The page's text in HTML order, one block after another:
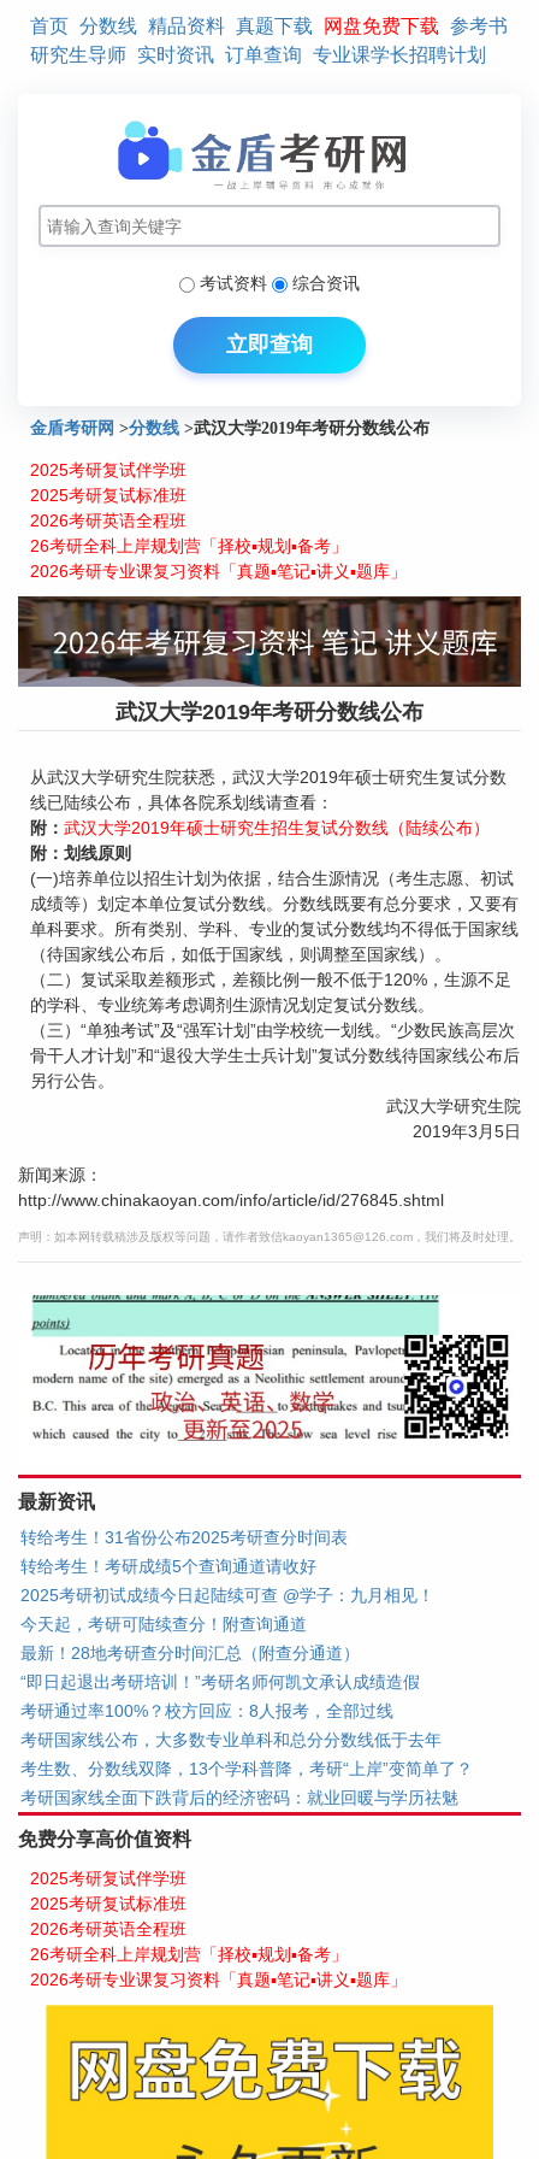
首页 分数线 精品资料 真题下载 网盘免费下载 参考书
研究生导师 实时资讯 订单查询 专业课学长招聘计划
考试资料 综合资讯
立即查询
金盾考研网 >分数线 >武汉大学2019年考研分数线公布
2025考研复试伴学班
2025考研复试标准班
2026考研英语全程班
26考研全科上岸规划营「择校▪规划▪备考」
2026考研专业课复习资料「真题▪笔记▪讲义▪题库」
武汉大学2019年考研分数线公布
从武汉大学研究生院获悉，武汉大学2019年硕士研究生复试分数
线已陆续公布，具体各院系划线请查看：
附： 武汉大学2019年硕士研究生招生复试分数线（陆续公布）
附：划线原则
(一)培养单位以招生计划为依据，结合生源情况（考生志愿、初试
成绩等）划定本单位复试分数线。分数线既要有总分要求，又要有
单科要求。所有类别、学科、专业的复试分数线均不得低于国家线
（待国家线公布后，如低于国家线，则调整至国家线）。
（二）复试采取差额形式，差额比例一般不低于120%，生源不足
的学科、专业统筹考虑调剂生源情况划定复试分数线。
（三）“单独考试”及“强军计划”由学校统一划线。“少数民族高层次
骨干人才计划”和“退役大学生士兵计划”复试分数线待国家线公布后
另行公告。
武汉大学研究生院
2019年3月5日
新闻来源：
http://www.chinakaoyan.com/info/article/id/276845.shtml
声明：如本网转载稿涉及版权等问题，请作者致信kaoyan1365@126.com，我们将及时处理。
最新资讯
转给考生！31省份公布2025考研查分时间表
转给考生！考研成绩5个查询通道请收好
2025考研初试成绩今日起陆续可查 @学子：九月相见！
今天起，考研可陆续查分！附查询通道
最新！28地考研查分时间汇总（附查分通道）
“即日起退出考研培训！”考研名师何凯文承认成绩造假
考研通过率100%？校方回应：8人报考，全部过线
考研国家线公布，大多数专业单科和总分分数线低于去年
考生数、分数线双降，13个学科普降，考研“上岸”变简单了？
考研国家线全面下跌背后的经济密码：就业回暖与学历祛魅
免费分享高价值资料
2025考研复试伴学班
2025考研复试标准班
2026考研英语全程班
26考研全科上岸规划营「择校▪规划▪备考」
2026考研专业课复习资料「真题▪笔记▪讲义▪题库」